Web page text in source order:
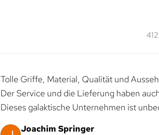
Tolle Griffe, Material, Qualität und
Der Service und die Lieferung haben
Dieses galaktische Unternehmen ist
Joachim Springer